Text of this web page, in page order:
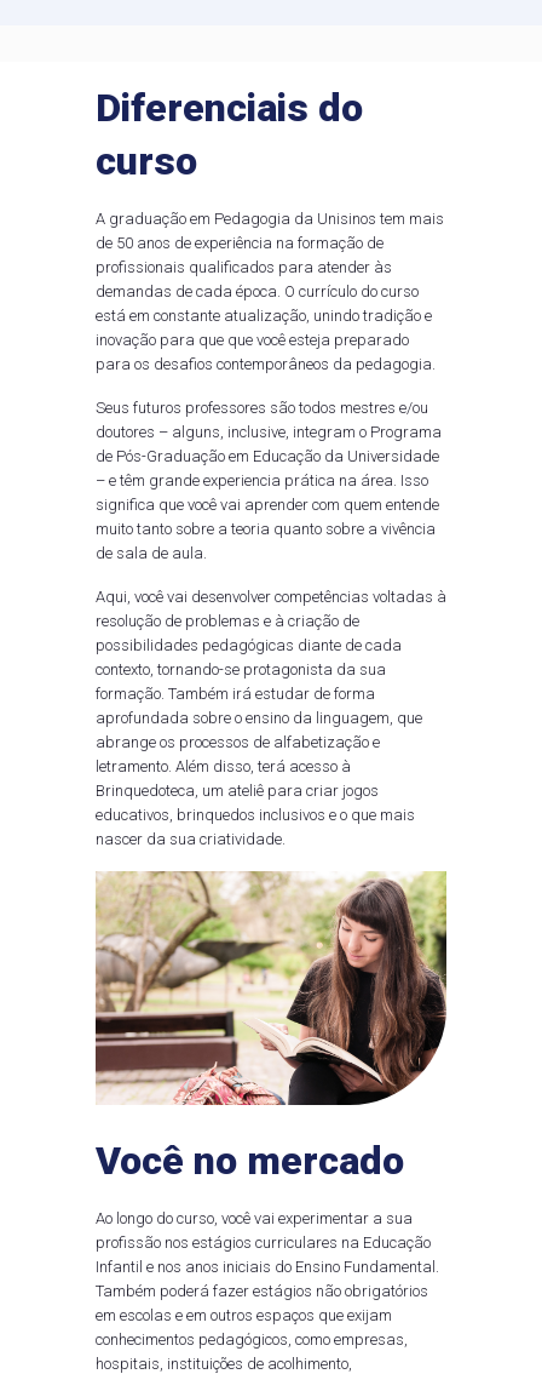
Diferenciais do
curso
A graduação em Pedagogia da Unisinos tem mais
de 50 anos de experiência na formação de
profissionais qualificados para atender às
demandas de cada época. O currículo do curso
está em constante atualização, unindo tradição e
inovação para que que você esteja preparado
para os desafios contemporâneos da pedagogia.
Seus futuros professores são todos mestres e/ou
doutores – alguns, inclusive, integram o Programa
de Pós-Graduação em Educação da Universidade
– e têm grande experiencia prática na área. Isso
significa que você vai aprender com quem entende
muito tanto sobre a teoria quanto sobre a vivência
de sala de aula.
Aqui, você vai desenvolver competências voltadas à
resolução de problemas e à criação de
possibilidades pedagógicas diante de cada
contexto, tornando-se protagonista da sua
formação. Também irá estudar de forma
aprofundada sobre o ensino da linguagem, que
abrange os processos de alfabetização e
letramento. Além disso, terá acesso à
Brinquedoteca, um ateliê para criar jogos
educativos, brinquedos inclusivos e o que mais
nascer da sua criatividade.
Você no mercado
Ao longo do curso, você vai experimentar a sua
profissão nos estágios curriculares na Educação
Infantil e nos anos iniciais do Ensino Fundamental.
Também poderá fazer estágios não obrigatórios
em escolas e em outros espaços que exijam
conhecimentos pedagógicos, como empresas,
hospitais, instituições de acolhimento,